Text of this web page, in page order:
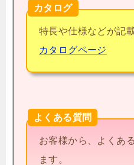
カタログ
特長や仕様などが記
カタログページ
よくある質問
お客様から、よくあ
ます。